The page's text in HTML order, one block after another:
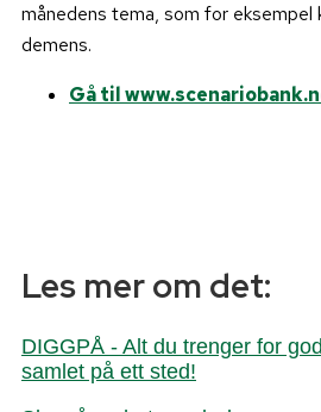
månedens tema, som for eksempel
demens.
Gå til
Les mer om det:
DIGGPÅ - Alt du trenger for
samlet på ett sted!